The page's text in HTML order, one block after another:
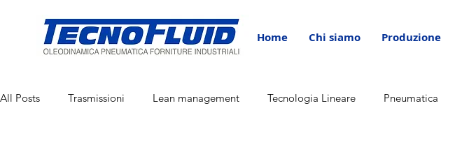
Home Chi siamo Produzione
All Posts Trasmissioni Lean management Tecnologia Lineare Pneumatica